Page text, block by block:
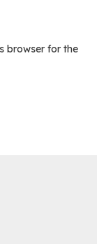
browser for the